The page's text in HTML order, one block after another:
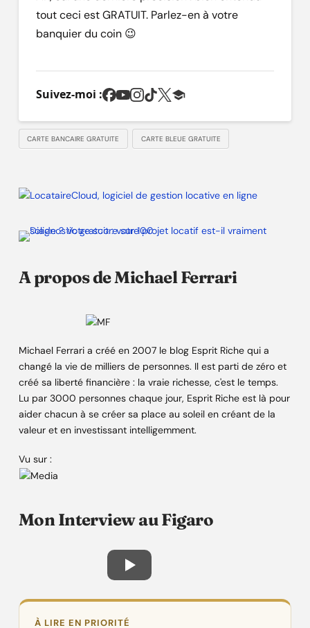
tout ceci est GRATUIT. Parlez-en à votre
banquier du coin 😉
Suivez-moi :
CARTE BANCAIRE GRATUITE CARTE BLEUE GRATUITE
A propos de Michael Ferrari
Michael Ferrari a créé en 2007 le blog Esprit Riche qui a
changé la vie de milliers de personnes. Il est parti de zéro et
créé sa liberté financière : la vraie richesse, c'est le temps.
Lu par 3000 personnes chaque jour, Esprit Riche est là pour
aider chacun à se créer sa place au soleil en créant de la
valeur et en investissant intelligemment.
Vu sur :
Mon Interview au Figaro
À LIRE EN PRIORITÉ